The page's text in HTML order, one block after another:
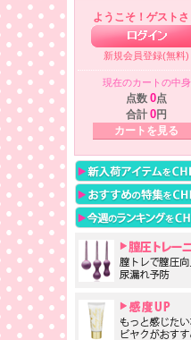
ようこそ！ゲストさ
新規会員登録(無料)
現在のカートの中身
点数 0点
合計 0円
カートを見る